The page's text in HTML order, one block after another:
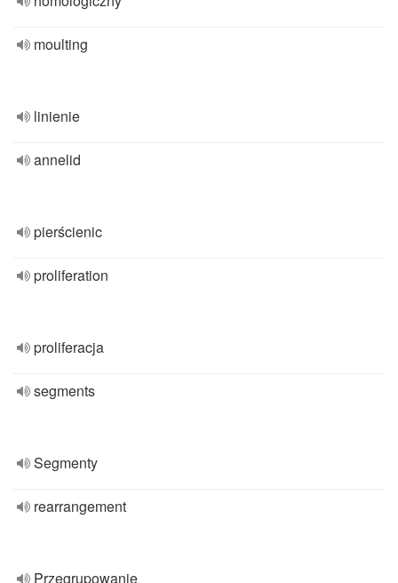
moulting
linienie
annelid
pierścienic
proliferation
proliferacja
segments
Segmenty
rearrangement
Przegrupowanie